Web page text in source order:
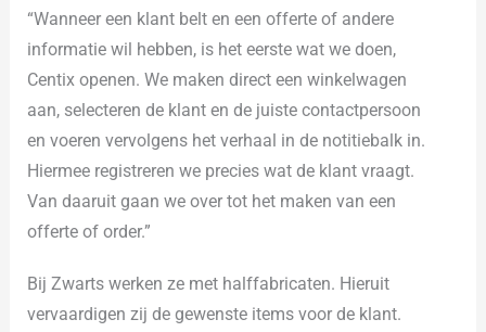
“Wanneer een klant belt en een offerte of andere
informatie wil hebben, is het eerste wat we doen,
Centix openen. We maken direct een winkelwagen
aan, selecteren de klant en de juiste contactpersoon
en voeren vervolgens het verhaal in de notitiebalk in.
Hiermee registreren we precies wat de klant vraagt.
Van daaruit gaan we over tot het maken van een
offerte of order.”
Bij Zwarts werken ze met halffabricaten. Hieruit
vervaardigen zij de gewenste items voor de klant.